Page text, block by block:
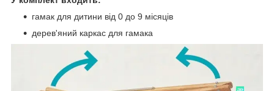
гамак для дитини від 0 до 9 місяців
дерев'яний каркас для гамака